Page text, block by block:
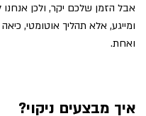
אבל הזמן שלכם יקר, ולכן אנחנו
ומייגע, אלא תהליך אוטומטי,
ואחת.
איך מבצעים ניקוי?